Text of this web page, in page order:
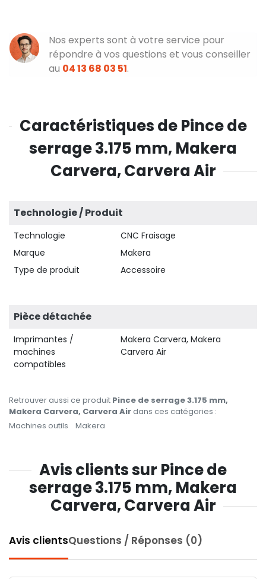
Nos experts sont à votre service pour
répondre à vos questions et vous conseiller
au 04 13 68 03 51.
Caractéristiques de Pince de
serrage 3.175 mm, Makera
Carvera, Carvera Air
Technologie / Produit
Technologie
CNC Fraisage
Marque
Makera
Type de produit
Accessoire
Pièce détachée
Imprimantes /
machines
compatibles
Makera Carvera, Makera
Carvera Air
Retrouver aussi ce produit Pince de serrage 3.175 mm,
Makera Carvera, Carvera Airdans ces catégories :
Machines outils
Makera
Avis clients sur Pince de
serrage 3.175 mm, Makera
Carvera, Carvera Air
Avis clientsQuestions / Réponses (0)